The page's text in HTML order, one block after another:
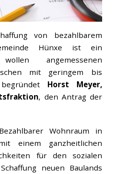
von bezahlbarem
Hünxe ist ein
angemessenen
mit geringem bis
Horst Meyer,
, den Antrag der
Wohnraum in
einem ganzheitlichen
für den sozialen
neuen Baulands